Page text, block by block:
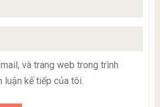
và trang web trong trình
luận kế tiếp của tôi.